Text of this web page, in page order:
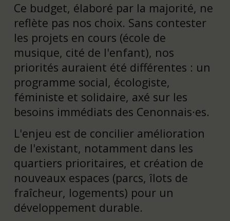
Ce budget, élaboré par la majorité, ne
reflète pas nos choix. Sans contester
les projets en cours (école de
musique, cité de l'enfant), nos
priorités auraient été différentes : un
programme social, écologiste,
féministe et solidaire, axé sur les
besoins immédiats des Cenonnais·es.
L'enjeu est de concilier amélioration
de l'existant, notamment dans les
quartiers prioritaires, et création de
nouveaux espaces (parcs, îlots de
fraîcheur, logements) pour un
développement durable.